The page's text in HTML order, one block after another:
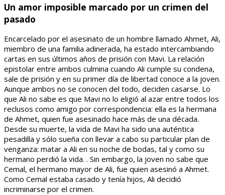
Un amor imposible marcado por un crimen del
pasado
Encarcelado por el asesinato de un hombre llamado Ahmet, Ali,
miembro de una familia adinerada, ha estado intercambiando
cartas en sus últimos años de prisión con Mavi. La relación
epistolar entre ambos culmina cuando Ali cumple su condena,
sale de prisión y en su primer día de libertad conoce a la joven.
Aunque ambos no se conocen del todo, deciden casarse. Lo
que Ali no sabe es que Mavi no lo eligió al azar entre todos los
reclusos como amigo por correspondencia: ella es la hermana
de Ahmet, quien fue asesinado hace más de una década.
Desde su muerte, la vida de Mavi ha sido una auténtica
pesadilla y sólo sueña con llevar a cabo su particular plan de
venganza: matar a Ali en su noche de bodas, tal y como su
hermano perdió la vida. . Sin embargo, la joven no sabe que
Cemal, el hermano mayor de Ali, fue quien asesinó a Ahmet.
Como Cemal estaba casado y tenía hijos, Ali decidió
incriminarse por el crimen.